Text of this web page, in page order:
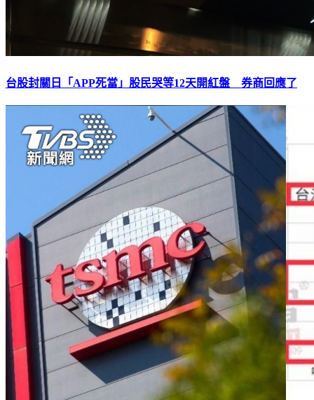
台股封關日「APP死當」股民哭等12天開紅盤 券商回應了